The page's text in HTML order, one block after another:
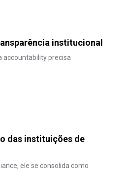
institucional
accountability precisa
das instituições de
ele se consolida como